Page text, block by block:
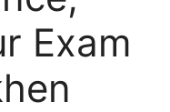
Exam